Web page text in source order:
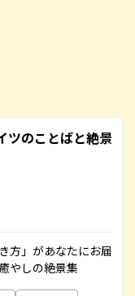
ツのことばと絶景
方」があなたにお届
やしの絶景集